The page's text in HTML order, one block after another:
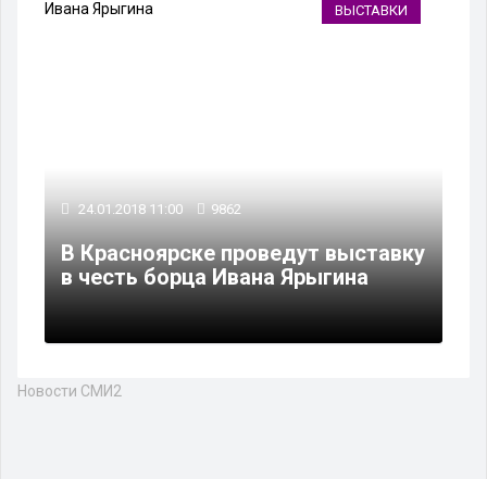
ВЫСТАВКИ
24.01.2018 11:00 9862
В Красноярске проведут выставку
в честь борца Ивана Ярыгина
Новости СМИ2